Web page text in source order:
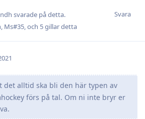
Svara
svarade på detta.
Ms#35 , och 5gillar detta
det alltid ska bli den här typen av
förs på tal. Om ni inte bryr er